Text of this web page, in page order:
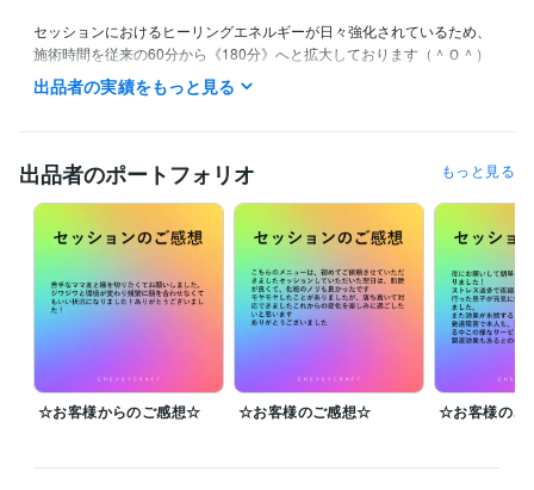
セッションにおけるヒーリングエネルギーが日々強化されているため、
施術時間を従来の60分から《180分》へと拡大しております（＾Ｏ＾）
よって、より深く→より広く、神々様の光をお届けしています（＾Ｏ
＾）
いく《進化のセッション》をご提供しています。
魂の成長に応じたセッションをご用意しております(≧∀≦)
現在、多くのお客様からご依頼をいただいており、セッション開始時間
の個別指定は承っておりません。
開始のご連絡メールをお送りした時点から《180分間》がセッション時
間となります。
✧ ご予約は承ってなく、気がついた段階で順次スケジュールを組ませて
メニューに記載されていないセッションでも、ご希望やご相談内容に応
出品者の実績をもっと見る
出品者のポートフォリオ もっと見る
☆お客様からのご感想☆ ☆お客様のご感想☆ ☆お客様のご